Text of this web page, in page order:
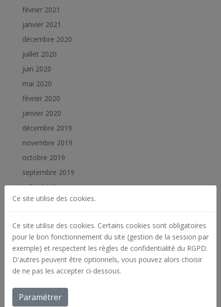
février 2021
janvier 2021
décembre 2020
juillet 2020
juin 2020
mai 2020
février 2020
janvier 2020
décembre 2019
novembre 2019
octobre 2019
septembre 2019
juillet 2019
juin 2019
janvier 2019
Catégories
Actualités
Archives
Offres d'emploi
Ce site utilise des cookies.
Ce site utilise des cookies. Certains cookies sont obligatoires
pour le bon fonctionnement du site (gestion de la session par
exemple) et respectent les règles de confidentialité du RGPD.
D'autres peuvent être optionnels, vous pouvez alors choisir
de ne pas les accepter ci-dessous.
Paramétrer